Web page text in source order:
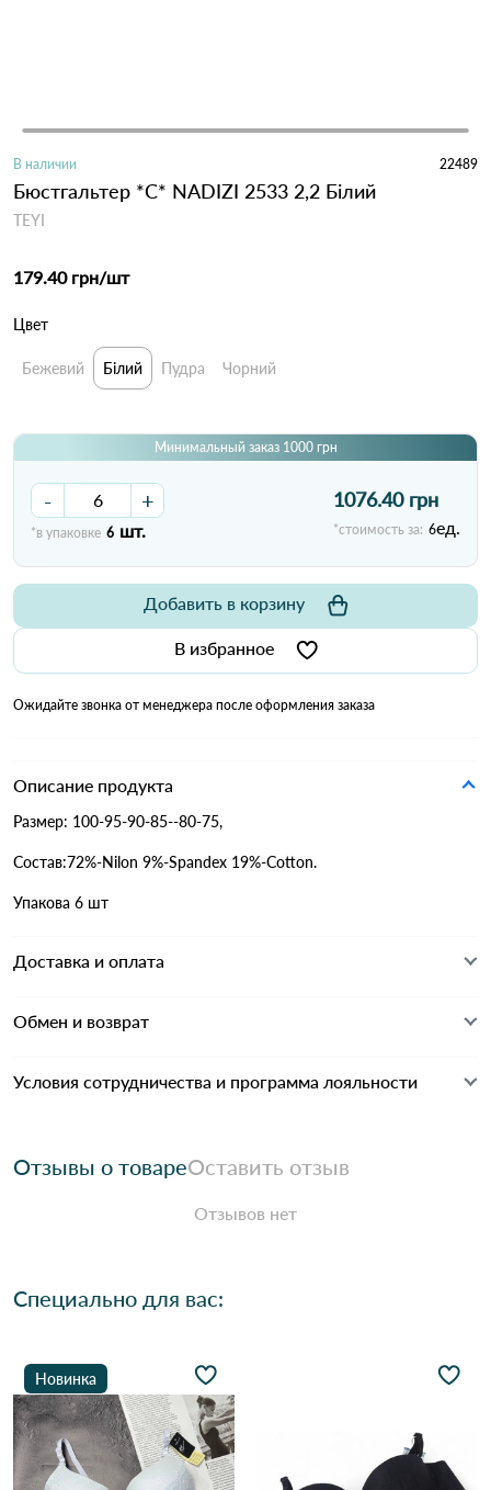
В наличии 22489
Бюстгальтер *С* NADIZI 2533 2,2 Білий
TEYI
179.40 грн/шт
Цвет
Бежевий Білий Пудра Чорний
Минимальный заказ 1000 грн
- +
*в упаковке 6 шт.
1076.40 грн
*стоимость за: 6ед.
В избранное
Добавить в корзину
Ожидайте звонка от менеджера после оформления заказа
Описание продукта
Размер: 100-95-90-85--80-75,
Состав:72%-Nilon 9%-Spandex 19%-Cotton.
Упакова 6 шт
Доставка и оплата
Обмен и возврат
Условия сотрудничества и программа лояльности
Отзывы о товареОставить отзыв
Отзывов нет
Специально для вас:
Новинка